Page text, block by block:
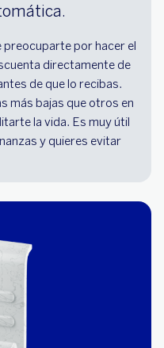
preocuparte por hacer el
directamente de
de que lo recibas.
más bajas que otros en
la vida. Es muy útil
y quieres evitar